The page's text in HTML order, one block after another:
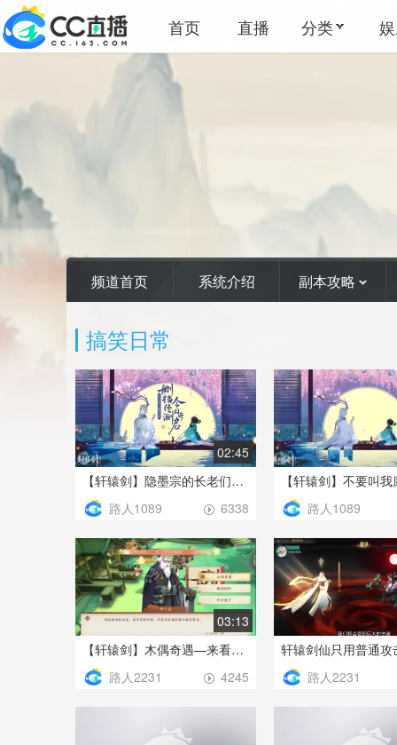
首页 直播 分类
频道首页 系统介绍 副本攻略
搞笑日常
02:45
【轩辕剑】隐墨宗的长老们都是些什么人啊！（吐槽向）
6338
路人1089 路人1089
03:13
【轩辕剑】木偶奇遇—来看看我们可爱的机关兽是如何作死的~
4245
路人2231 路人2231